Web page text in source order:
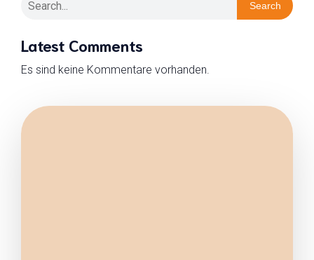
Search
Latest Comments
Es sind keine Kommentare vorhanden.